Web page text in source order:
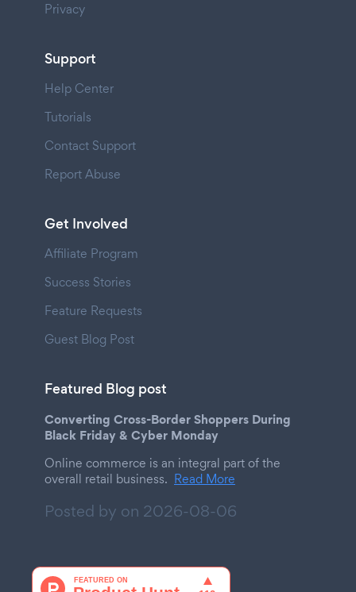
Privacy
Support
Help Center
Tutorials
Contact Support
Report Abuse
Get Involved
Affiliate Program
Success Stories
Feature Requests
Guest Blog Post
Featured Blog post
Converting Cross-Border Shoppers During
Black Friday & Cyber Monday
Online commerce is an integral part of the
overall retail business. Read More
Posted by on 2026-08-06